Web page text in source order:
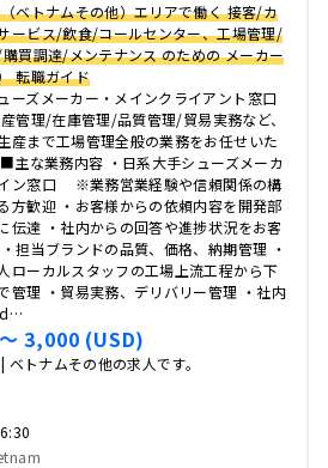
ベトナムその他）エリアで働く 接客/カ
ービス/飲食/コールセンター、工場管理/
買調達/メンテナンス のための メーカー
転職ガイド
ーズメーカー・メインクライアント窓口
管理/在庫管理/品質管理/貿易実務など、
産まで工場管理全般の業務をお任せいた
主な業務内容 ・日系大手シューズメーカ
ン窓口 ※業務営業経験や信頼関係の構
方歓迎 ・お客様からの依頼内容を開発部
伝達 ・社内からの回答や進捗状況をお客
担当ブランドの品質、価格、納期管理 ・
ローカルスタッフの工場上流工程から下
管理 ・貿易実務、デリバリー管理 ・社内
3,000 (USD)
ベトナムその他の求人です。